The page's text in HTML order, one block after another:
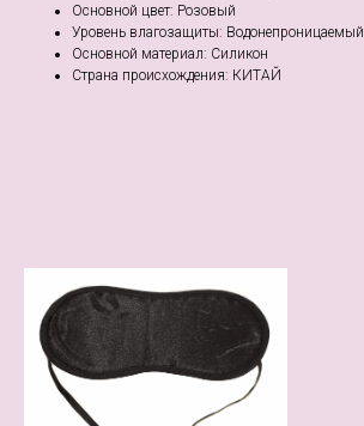
Основной цвет: Розовый
Уровень влагозащиты: Водонепроницаемый
Основной материал: Силикон
Страна происхождения: КИТАЙ